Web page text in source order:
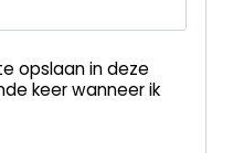
opslaan in deze
keer wanneer ik